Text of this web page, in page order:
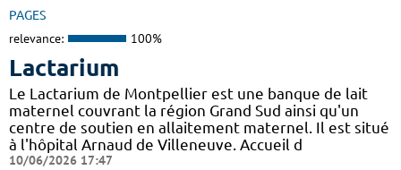
PAGES
relevance: 100%
Lactarium
Le Lactarium de Montpellier est une banque de lait
maternel couvrant la région Grand Sud ainsi qu'un
centre de soutien en allaitement maternel. Il est situé
à l'hôpital Arnaud de Villeneuve. Accueil d
10/06/2026 17:47